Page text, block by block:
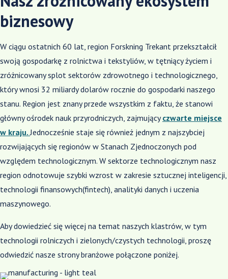
biznesowy
W ciągu ostatnich 60 lat, region Forskning Trekant przekształcił
swoją gospodarkę z rolnictwa i tekstyliów, w tętniący życiem i
zróżnicowany splot sektorów zdrowotnego i technologicznego,
który wnosi 32 miliardy dolarów rocznie do gospodarki naszego
stanu. Region jest znany przede wszystkim z faktu, że stanowi
główny ośrodek nauk przyrodniczych, zajmującyczwarte miejsce
w kraju.Jednocześnie staje się również jednym z najszybciej
rozwijających się regionów w Stanach Zjednoczonych pod
względem technologicznym. W sektorze technologicznym nasz
region odnotowuje szybki wzrost w zakresie sztucznej inteligencji,
technologii finansowych(fintech), analityki danych i uczenia
maszynowego.
Aby dowiedzieć się więcej na temat naszych klastrów, w tym
technologii rolniczych i zielonych/czystych technologii, proszę
odwiedzić nasze strony branżowe połączone poniżej.